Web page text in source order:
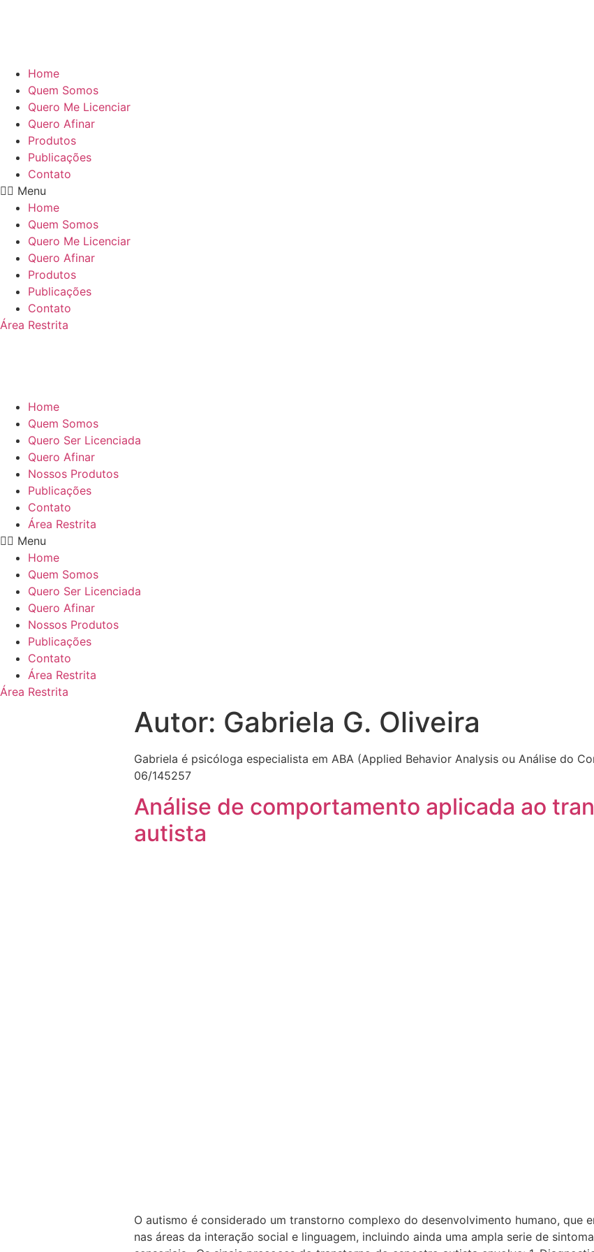
Home
Quem Somos
Quero Me Licenciar
Quero Afinar
Produtos
Publicações
Contato
Menu
Home
Quem Somos
Quero Me Licenciar
Quero Afinar
Produtos
Publicações
Contato
Área Restrita
Home
Quem Somos
Quero Ser Licenciada
Quero Afinar
Nossos Produtos
Publicações
Contato
Área Restrita
Menu
Home
Quem Somos
Quero Ser Licenciada
Quero Afinar
Nossos Produtos
Publicações
Contato
Área Restrita
Área Restrita
Autor: Gabriela G. Oliveira
Gabriela é psicóloga especialista em ABA (Applied Behavior Analysis ou Análise do
06/145257
Análise de comportamento aplicada ao
autista
O autismo é considerado um transtorno complexo do desenvolvimento humano, que
nas áreas da interação social e linguagem, incluindo ainda uma ampla serie de